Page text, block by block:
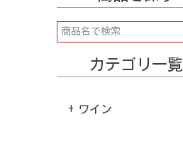
カテゴリ一覧
ワイン